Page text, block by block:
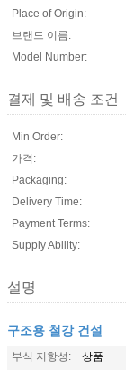
Place of Origin:
브랜드 이름:
Model Number:
결제 및 배송 조건
Min Order:
가격:
Packaging:
Delivery Time:
Payment Terms:
Supply Ability:
설명
구조용 철강 건설
부식 저항성:
상품